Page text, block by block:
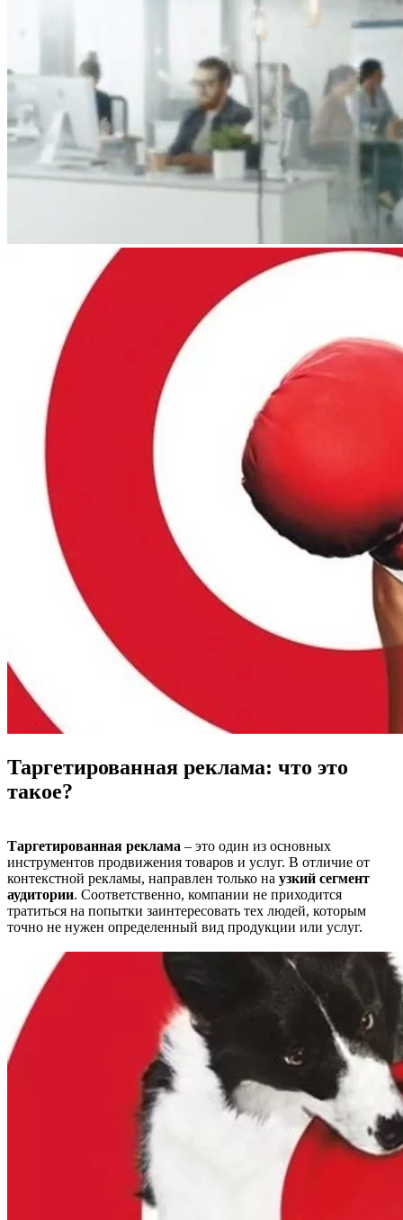
Таргетированная реклама: что это
такое?
Таргетированная реклама – это один из основных
инструментов продвижения товаров и услуг. В отличие от
контекстной рекламы, направлен только на узкий сегмент
аудитории. Соответственно, компании не приходится
тратиться на попытки заинтересовать тех людей, которым
точно не нужен определенный вид продукции или услуг.